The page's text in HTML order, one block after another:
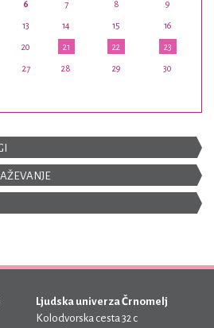
6 7 8 9
13 14 15 16
20 21 22 23
27 28 29 30
Ljudska univerza Črnomelj
Kolodvorska cesta 32 c